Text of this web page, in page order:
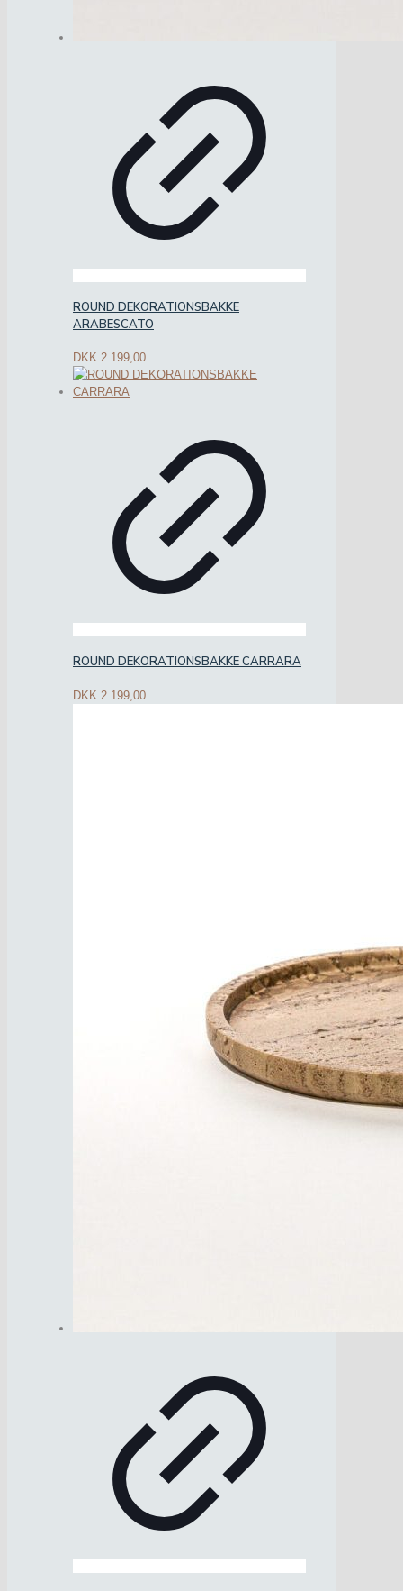
ROUND DEKORATIONSBAKKE
ARABESCATO
DKK 2.199,00
ROUND DEKORATIONSBAKKE CARRARA
DKK 2.199,00